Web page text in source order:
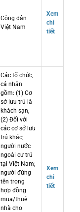
Công dân
Việt Nam
Xem
chi
tiết
Các tổ chức,
cá nhân
gồm: (1) Cơ
sở lưu trú là
khách sạn,
(2) Đối với
các cơ sở lưu
trú khác;
người nước
ngoài cư trú
tại Việt Nam;
người đứng
tên trong
hợp đồng
mua/thuê
nhà cho
Xem
chi
tiết